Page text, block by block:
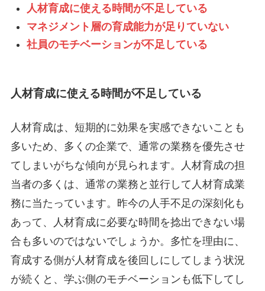
人材育成に使える時間が不足している
マネジメント層の育成能力が足りていない
社員のモチベーションが不足している
人材育成に使える時間が不足している
人材育成は、短期的に効果を実感できないことも
多いため、多くの企業で、通常の業務を優先させ
てしまいがちな傾向が見られます。人材育成の担
当者の多くは、通常の業務と並行して人材育成業
務に当たっています。昨今の人手不足の深刻化も
あって、人材育成に必要な時間を捻出できない場
合も多いのではないでしょうか。多忙を理由に、
育成する側が人材育成を後回しにしてしまう状況
が続くと、学ぶ側のモチベーションも低下してし